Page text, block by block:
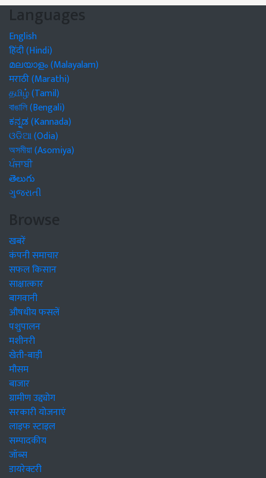
Languages
English
हिंदी (Hindi)
മലയാളം (Malayalam)
मराठी (Marathi)
தமிழ் (Tamil)
বাঙালি (Bengali)
ಕನ್ನಡ (Kannada)
ଓଡିଆ (Odia)
অসমীয়া (Asomiya)
ਪੰਜਾਬੀ
తెలుగు
ગુજરાતી
Browse
खबरें
कंपनी समाचार
सफल किसान
साक्षात्कार
बागवानी
औषधीय फसलें
पशुपालन
मशीनरी
खेती-बाड़ी
मौसम
बाजार
ग्रामीण उद्द्योग
सरकारी योजनाएं
लाइफ स्टाइल
सम्पादकीय
जॉब्स
डायरेक्टरी